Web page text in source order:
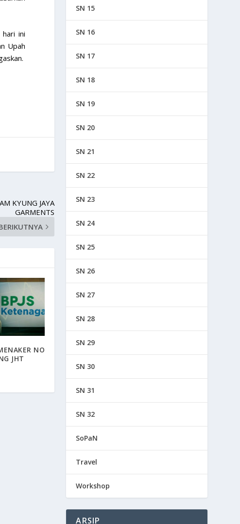
ini
Upah
KYUNG JAYA
GARMENTS
NO
JHT
SN 15
SN 16
SN 17
SN 18
SN 19
SN 20
SN 21
SN 22
SN 23
SN 24
SN 25
SN 26
SN 27
SN 28
SN 29
SN 30
SN 31
SN 32
SoPaN
Travel
Workshop
ARSIP